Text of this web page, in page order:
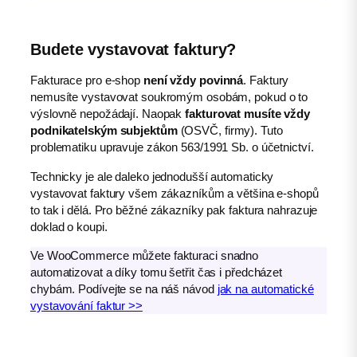
Budete vystavovat faktury?
Fakturace pro e-shop není vždy povinná. Faktury
nemusíte vystavovat soukromým osobám, pokud o to
výslovně nepožádají. Naopakfakturovat musíte vždy
podnikatelským subjektům(OSVČ, firmy). Tuto
problematiku upravuje zákon 563/1991 Sb. o účetnictví.
Technicky je ale daleko jednodušší automaticky
vystavovat faktury všem zákazníkům a většina e-shopů
to tak i dělá. Pro běžné zákazníky pak faktura nahrazuje
doklad o koupi.
Ve WooCommerce můžete fakturaci snadno
automatizovat a díky tomu šetřit čas i předcházet
chybám. Podívejte se na náš návod jak na automatické
vystavování faktur >>